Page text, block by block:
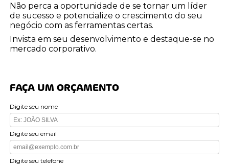
Não perca a oportunidade de se tornar um líder
de sucesso e potencialize o crescimento do seu
negócio com as ferramentas certas.
Invista em seu desenvolvimento e destaque-se no
mercado corporativo.
FAÇA UM ORÇAMENTO
Digite seu nome
Digite seu email
Digite seu telefone